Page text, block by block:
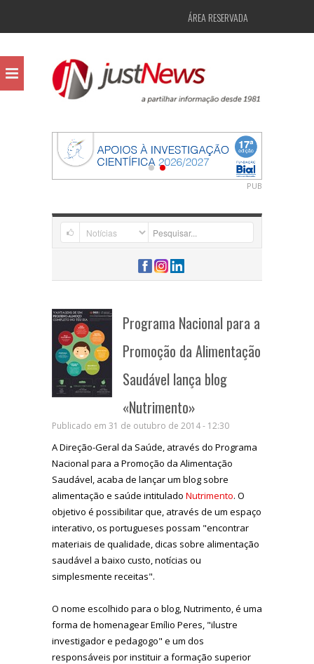
ÁREA RESERVADA
PUB
Programa Nacional para a
Promoção da Alimentação
Saudável lança blog
«Nutrimento»
Publicado em 31 de outubro de 2014 - 12:30
A Direção-Geral da Saúde, através do Programa
Nacional para a Promoção da Alimentação
Saudável, acaba de lançar um blog sobre
alimentação e saúde intitulado Nutrimento. O
objetivo é possibilitar que, através de um espaço
interativo, os portugueses possam "encontrar
materiais de qualidade, dicas sobre alimentação
saudável a baixo custo, notícias ou
simplesmente receitas".
O nome escolhido para o blog, Nutrimento, é uma
forma de homenagear Emílio Peres, "ilustre
investigador e pedagogo" e um dos
responsáveis por instituir a formação superior